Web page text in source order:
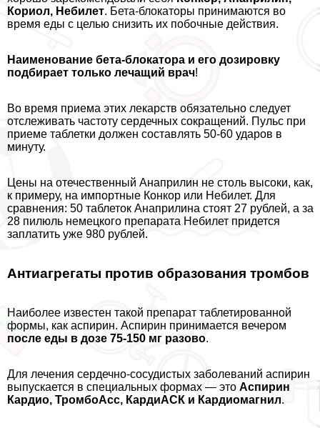
Кориол, Небилет. Бета-блокаторы принимаются во
время еды с целью снизить их побочные действия.
Наименование бета-блокатора и его дозировку
подбирает только лечащий врач!
Во время приема этих лекарств обязательно следует
отслеживать частоту сердечных сокращений. Пульс при
приеме таблетки должен составлять 50-60 ударов в
минуту.
Цены на отечественный Анаприлин не столь высоки, как,
к примеру, на импортные Конкор или Небилет. Для
сравнения: 50 таблеток Анаприлина стоят 27 рублей, а за
28 пилюль немецкого препарата Небилет придется
заплатить уже 980 рублей.
Антиагрегаты против образования тромбов
Наиболее известен такой препарат таблетированной
формы, как аспирин. Аспирин принимается вечером
после еды в дозе 75-150 мг разово.
Для лечения сердечно-сосудистых заболеваний аспирин
выпускается в специальных формах — это Аспирин
Кардио, ТромбоАсс, КардиАСК и Кардиомагнил.